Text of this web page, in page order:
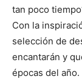
tan poco
Con la
selección de
encantarán y
épocas del año.